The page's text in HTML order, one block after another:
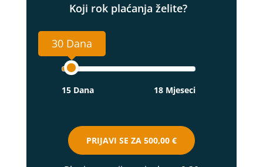
Koji rok plaćanja želite?
30 Dana
15 Dana 18 Mjeseci
PRIJAVI SE ZA 500,00 €